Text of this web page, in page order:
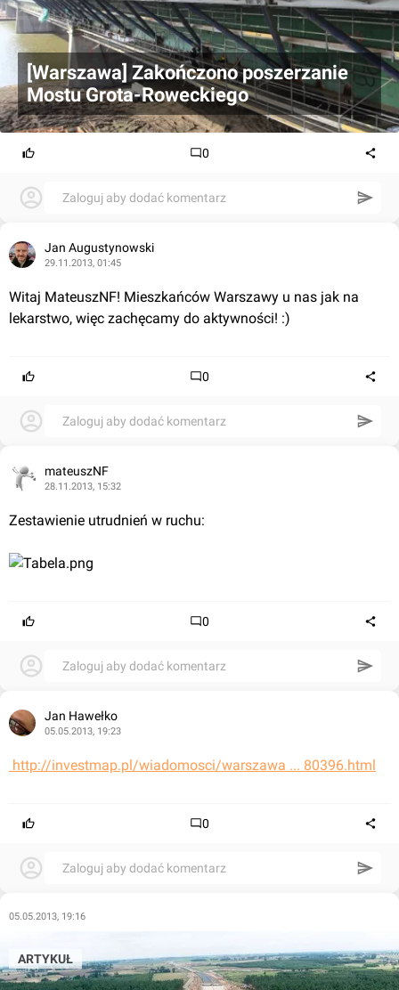
[Warszawa] Zakończono poszerzanie
Mostu Grota-Roweckiego
0
Zaloguj aby dodać komentarz
Jan Augustynowski
29.11.2013, 01:45
Witaj MateuszNF! Mieszkańców Warszawy u nas jak na
lekarstwo, więc zachęcamy do aktywności! :)
0
Zaloguj aby dodać komentarz
mateuszNF
28.11.2013, 15:32
Zestawienie utrudnień w ruchu:
0
Zaloguj aby dodać komentarz
Jan Hawełko
05.05.2013, 19:23
http://investmap.pl/wiadomosci/warszawa ... 80396.html
0
Zaloguj aby dodać komentarz
05.05.2013, 19:16
ARTYKUŁ